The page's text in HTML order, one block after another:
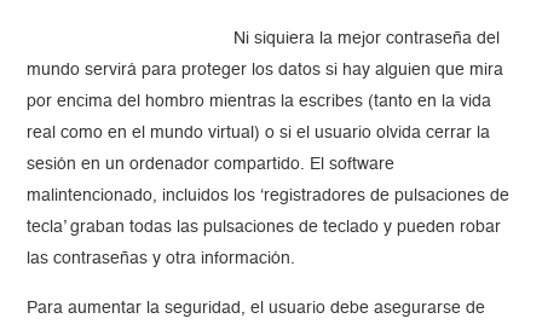
Ni siquiera la mejor contraseña del
mundo servirá para proteger los datos si hay alguien que mira
por encima del hombro mientras la escribes (tanto en la vida
real como en el mundo virtual) o si el usuario olvida cerrar la
sesión en un ordenador compartido. El software
malintencionado, incluidos los ‘registradores de pulsaciones de
tecla’ graban todas las pulsaciones de teclado y pueden robar
las contraseñas y otra información.
Para aumentar la seguridad, el usuario debe asegurarse de